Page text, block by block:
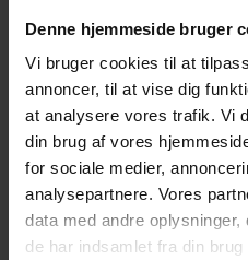
Denne hjemmeside bruger
Vi bruger cookies til at
annoncer, til at vise dig
at analysere vores trafik. Vi
din brug af vores
for sociale medier,
analysepartnere. Vores
data med andre
de har indsamlet fra din
Jonas Kaufmann advarer fans